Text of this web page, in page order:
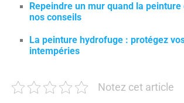
Repeindre un mur quand la
nos conseils
La peinture hydrofuge : protégez
intempéries
Notez cet article